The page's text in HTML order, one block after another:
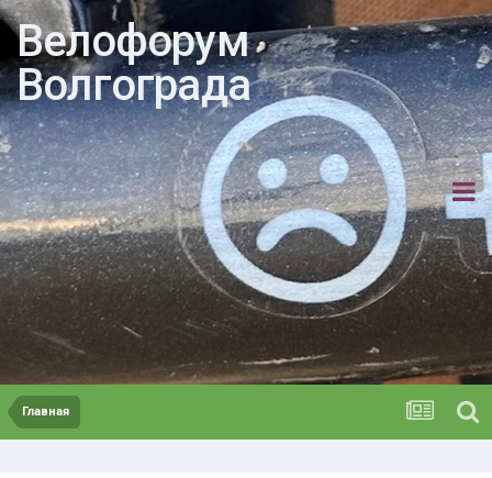
Велофорум
Волгограда
Главная